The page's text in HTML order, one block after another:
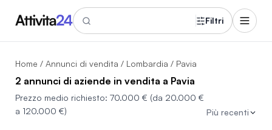
Filtri
Home / Annunci di vendita / Lombardia / Pavia
2 annunci di aziende in vendita a Pavia
Prezzo medio richiesto: 70.000 € (da 20.000 €
a 120.000 €)
Più recenti